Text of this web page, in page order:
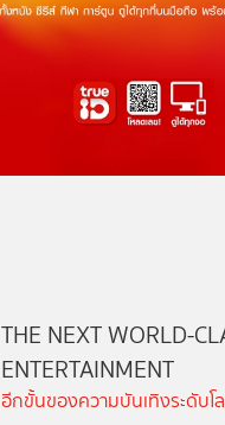
THE NEXT WORLD-
ENTERTAINMENT
อีกขั้นของความบันเทิงระดับ